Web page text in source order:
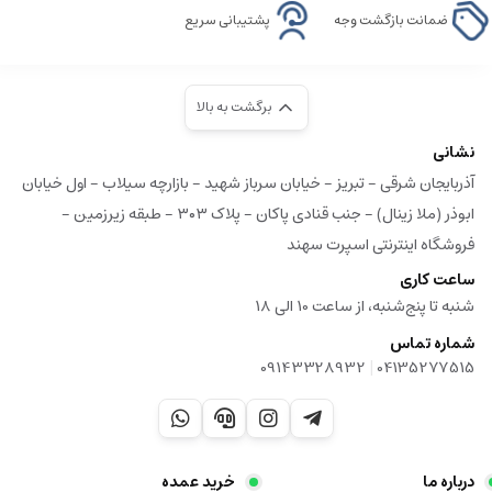
ضمانت بازگشت وجه پشتیبانی سریع
برگشت به بالا
نشانی
آذربایجان شرقی - تبریز - خیابان سرباز شهید - بازارچه سیلاب - اول خیابان
ابوذر (ملا زینال) - جنب قنادی پاکان - پلاک ۳۰۳ - طبقه زیرزمین -
فروشگاه اینترنتی اسپرت سهند
ساعت کاری
شنبه تا پنج‌شنبه، از ساعت 10 الی 18
شماره تماس
04135277515
|
09143328932
درباره ما خرید عمده